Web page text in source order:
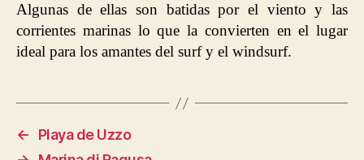
Algunas de ellas son batidas por el viento y las
corrientes marinas lo que la convierten en el lugar
ideal para los amantes del surf y el windsurf.
←
Playa de Uzzo